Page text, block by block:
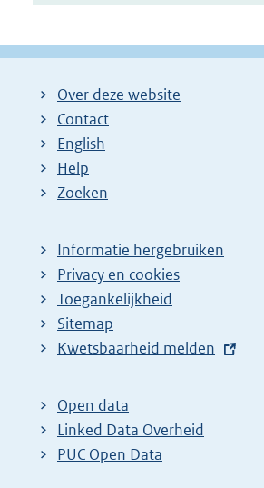
Over deze website
Contact
English
Help
Zoeken
Informatie hergebruiken
Privacy en cookies
Toegankelijkheid
Sitemap
E
t
e
r
Kwetsbaarheid melden
Open data
Linked Data Overheid
PUC Open Data